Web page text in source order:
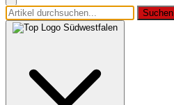
Suchen
Südwestfalen